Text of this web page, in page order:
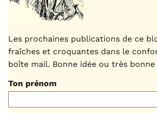
Les prochaines publications de ce
fraîches et croquantes dans le
boîte mail. Bonne idée ou très bonne
Ton prénom